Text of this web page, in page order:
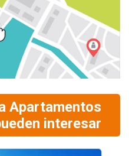
Apartamentos
interesar